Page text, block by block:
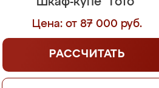
Цена: от 87 000 руб.
РАССЧИТАТЬ